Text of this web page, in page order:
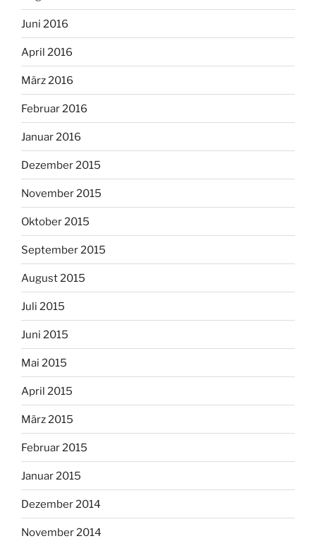
Juni 2016
April 2016
März 2016
Februar 2016
Januar 2016
Dezember 2015
November 2015
Oktober 2015
September 2015
August 2015
Juli 2015
Juni 2015
Mai 2015
April 2015
März 2015
Februar 2015
Januar 2015
Dezember 2014
November 2014